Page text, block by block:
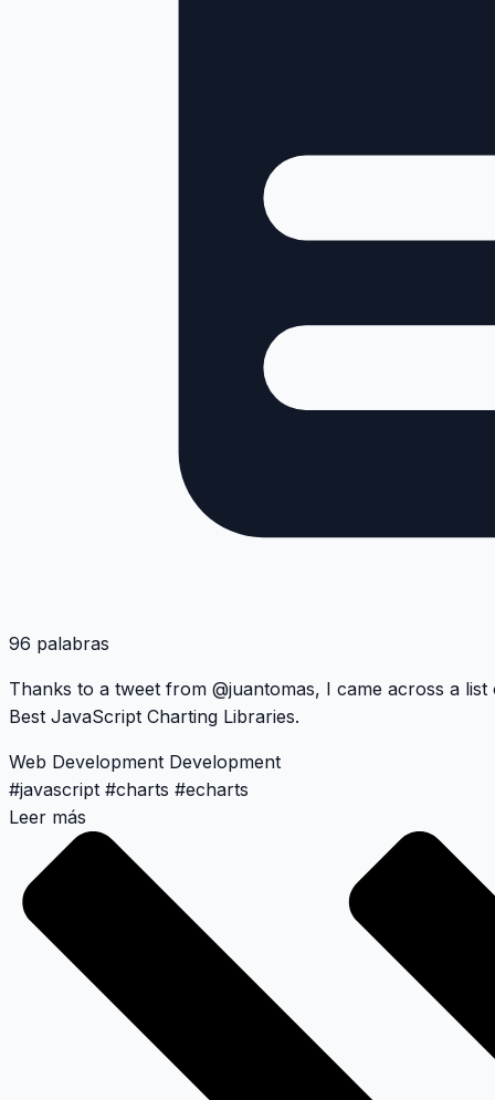
96 palabras
Thanks to a tweet from @juantomas, I came across a
Best JavaScript Charting Libraries.
Web Development Development
#javascript #charts #echarts
Leer más